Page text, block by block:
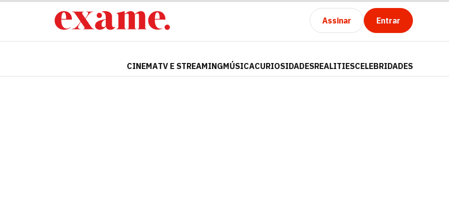
Assinar Entrar
CINEMATV E STREAMINGMÚSICACURIOSIDADESREALITIESCELEBRIDADES